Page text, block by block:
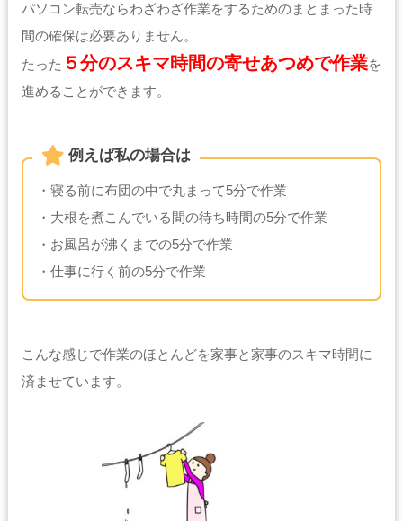
パソコン転売ならわざわざ作業をするためのまとまった時
間の確保は必要ありません。
たった ５分のスキマ時間の寄せあつめで作業を
進めることができます。
例えば私の場合は
・寝る前に布団の中で丸まって5分で作業
・大根を煮こんでいる間の待ち時間の5分で作業
・お風呂が沸くまでの5分で作業
・仕事に行く前の5分で作業
こんな感じで作業のほとんどを家事と家事のスキマ時間に
済ませています。